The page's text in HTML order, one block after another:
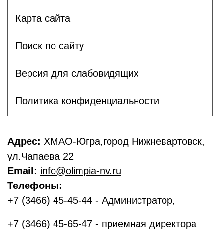
Карта сайта
Поиск по сайту
Версия для слабовидящих
Политика конфиденциальности
Адрес: ХМАО-Югра,город Нижневартовск,
ул.Чапаева 22
Email: info@olimpia-nv.ru
Телефоны:
+7 (3466) 45-45-44 - Администратор,
+7 (3466) 45-65-47 - приемная директора